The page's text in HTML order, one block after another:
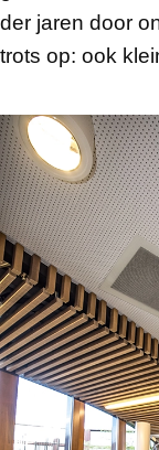
der jaren door
trots op: ook